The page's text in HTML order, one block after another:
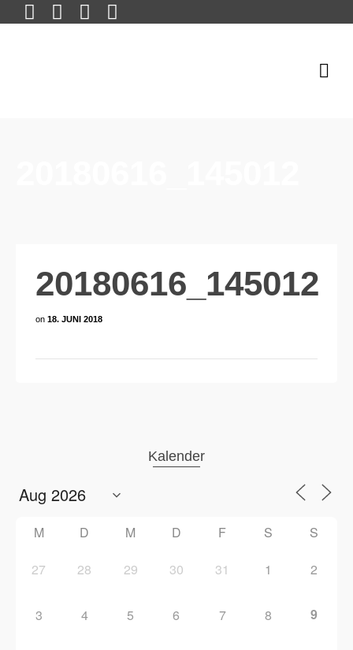
20180616_145012
on 18. JUNI 2018
Kalender
M D M D F S S
27 28 29 30 31 1 2
3 4 5 6 7 8 9